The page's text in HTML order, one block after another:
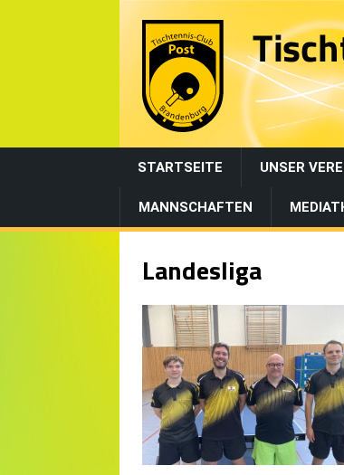
STARTSEITE UNSER
MANNSCHAFTEN
Landesliga